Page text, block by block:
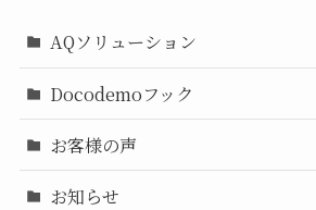
AQソリューション
Docodemoフック
お客様の声
お知らせ